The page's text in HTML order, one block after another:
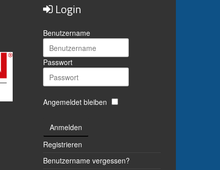
Login
Benutzername
Passwort
Angemeldet bleiben
Anmelden
Registrieren
Benutzername vergessen?